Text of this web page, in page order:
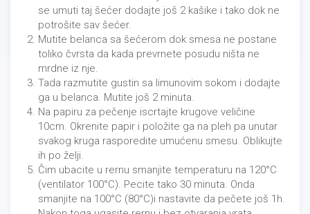
01/07/2022
se umuti taj šećer dodajte još 2 kašike i tako dok ne
potrošite sav šećer.
Mutite belanca sa šećerom dok smesa ne postane
toliko čvrsta da kada prevrnete posudu ništa ne
mrdne iz nje.
Tada razmutite gustin sa limunovim sokom i dodajte
ga u belanca. Mutite još 2 minuta.
Na papiru za pečenje iscrtajte krugove veličine
10cm. Okrenite papir i položite ga na pleh pa unutar
svakog kruga rasporedite umućenu smesu. Oblikujte
ih po želji.
Čim ubacite u rernu smanjite temperaturu na 120°C
(ventilator 100°C). Pecite tako 30 minuta. Onda
smanjite na 100°C (80°C)i nastavite da pečete još 1h.